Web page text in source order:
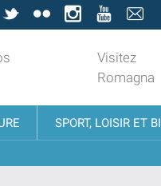
TwitterFlickrInstagramYouTube
Visitez
Romagna
SPORT, LOISIR ET